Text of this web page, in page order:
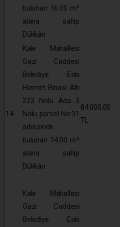
bulunan 16.00 m²
alana sahip
Dükkân
14
Kale Mahallesi
Gazi Caddesi
Belediye Eski
Hizmet Binası Altı
223 Nolu Ada 3
Nolu parsel No:31
adresinde
bulunan 14.00 m²
alana sahip
Dükkân
84.000,00
TL
Kale Mahallesi
Gazi Caddesi
Belediye Eski